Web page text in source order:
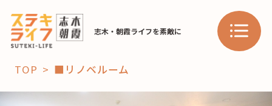
志木・朝霞ライフを素敵に
「コト」
TOP ■リノベルーム